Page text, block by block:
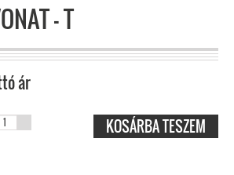
– T
ár
KOSÁRBA TESZEM